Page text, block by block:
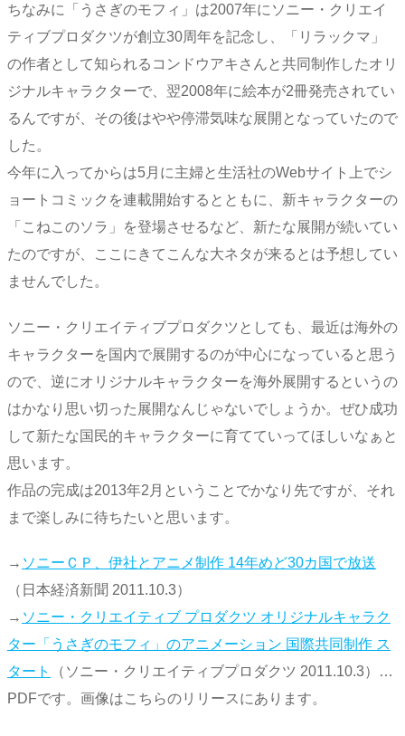
ちなみに「うさぎのモフィ」は2007年にソニー・クリエイ
ティブプロダクツが創立30周年を記念し、「リラックマ」
の作者として知られるコンドウアキさんと共同制作したオリ
ジナルキャラクターで、翌2008年に絵本が2冊発売されてい
るんですが、その後はやや停滞気味な展開となっていたので
した。
今年に入ってからは5月に主婦と生活社のWebサイト上でシ
ョートコミックを連載開始するとともに、新キャラクターの
「こねこのソラ」を登場させるなど、新たな展開が続いてい
たのですが、ここにきてこんな大ネタが来るとは予想してい
ませんでした。
ソニー・クリエイティブプロダクツとしても、最近は海外の
キャラクターを国内で展開するのが中心になっていると思う
ので、逆にオリジナルキャラクターを海外展開するというの
はかなり思い切った展開なんじゃないでしょうか。ぜひ成功
して新たな国民的キャラクターに育てていってほしいなぁと
思います。
作品の完成は2013年2月ということでかなり先ですが、それ
まで楽しみに待ちたいと思います。
→ ソニーＣＰ、伊社とアニメ制作 14年めど30カ国で放送
（日本経済新聞 2011.10.3）
→ ソニー・クリエイティブ プロダクツ オリジナルキャラク
ター「うさぎのモフィ」のアニメーション 国際共同制作 ス
タート
（ソニー・クリエイティブプロダクツ 2011.10.3）…
PDFです。画像はこちらのリリースにあります。